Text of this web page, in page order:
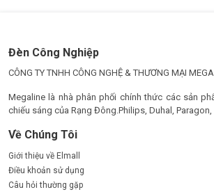
Đèn Công Nghiệp
CÔNG TY TNHH CÔNG NGHỆ & THƯƠNG MẠI
Megaline là nhà phân phối chính thức các sản
chiếu sáng của Rạng Đông.Philips, Duhal, Paragon,
Về Chúng Tôi
Giới thiệu về Elmall
Điều khoản sử dụng
Câu hỏi thường gặp